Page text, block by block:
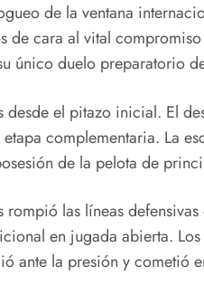
de la ventana
de cara al vital
único duelo preparatorio
el pitazo inicial. El
complementaria. La
de la pelota de
rompió las líneas
en jugada abierta.
ante la presión y cometió